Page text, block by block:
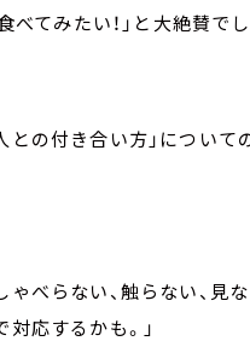
べてみたい！」と大絶賛でし
の付き合い方」について
ゃべらない、触らない、
応するかも。」